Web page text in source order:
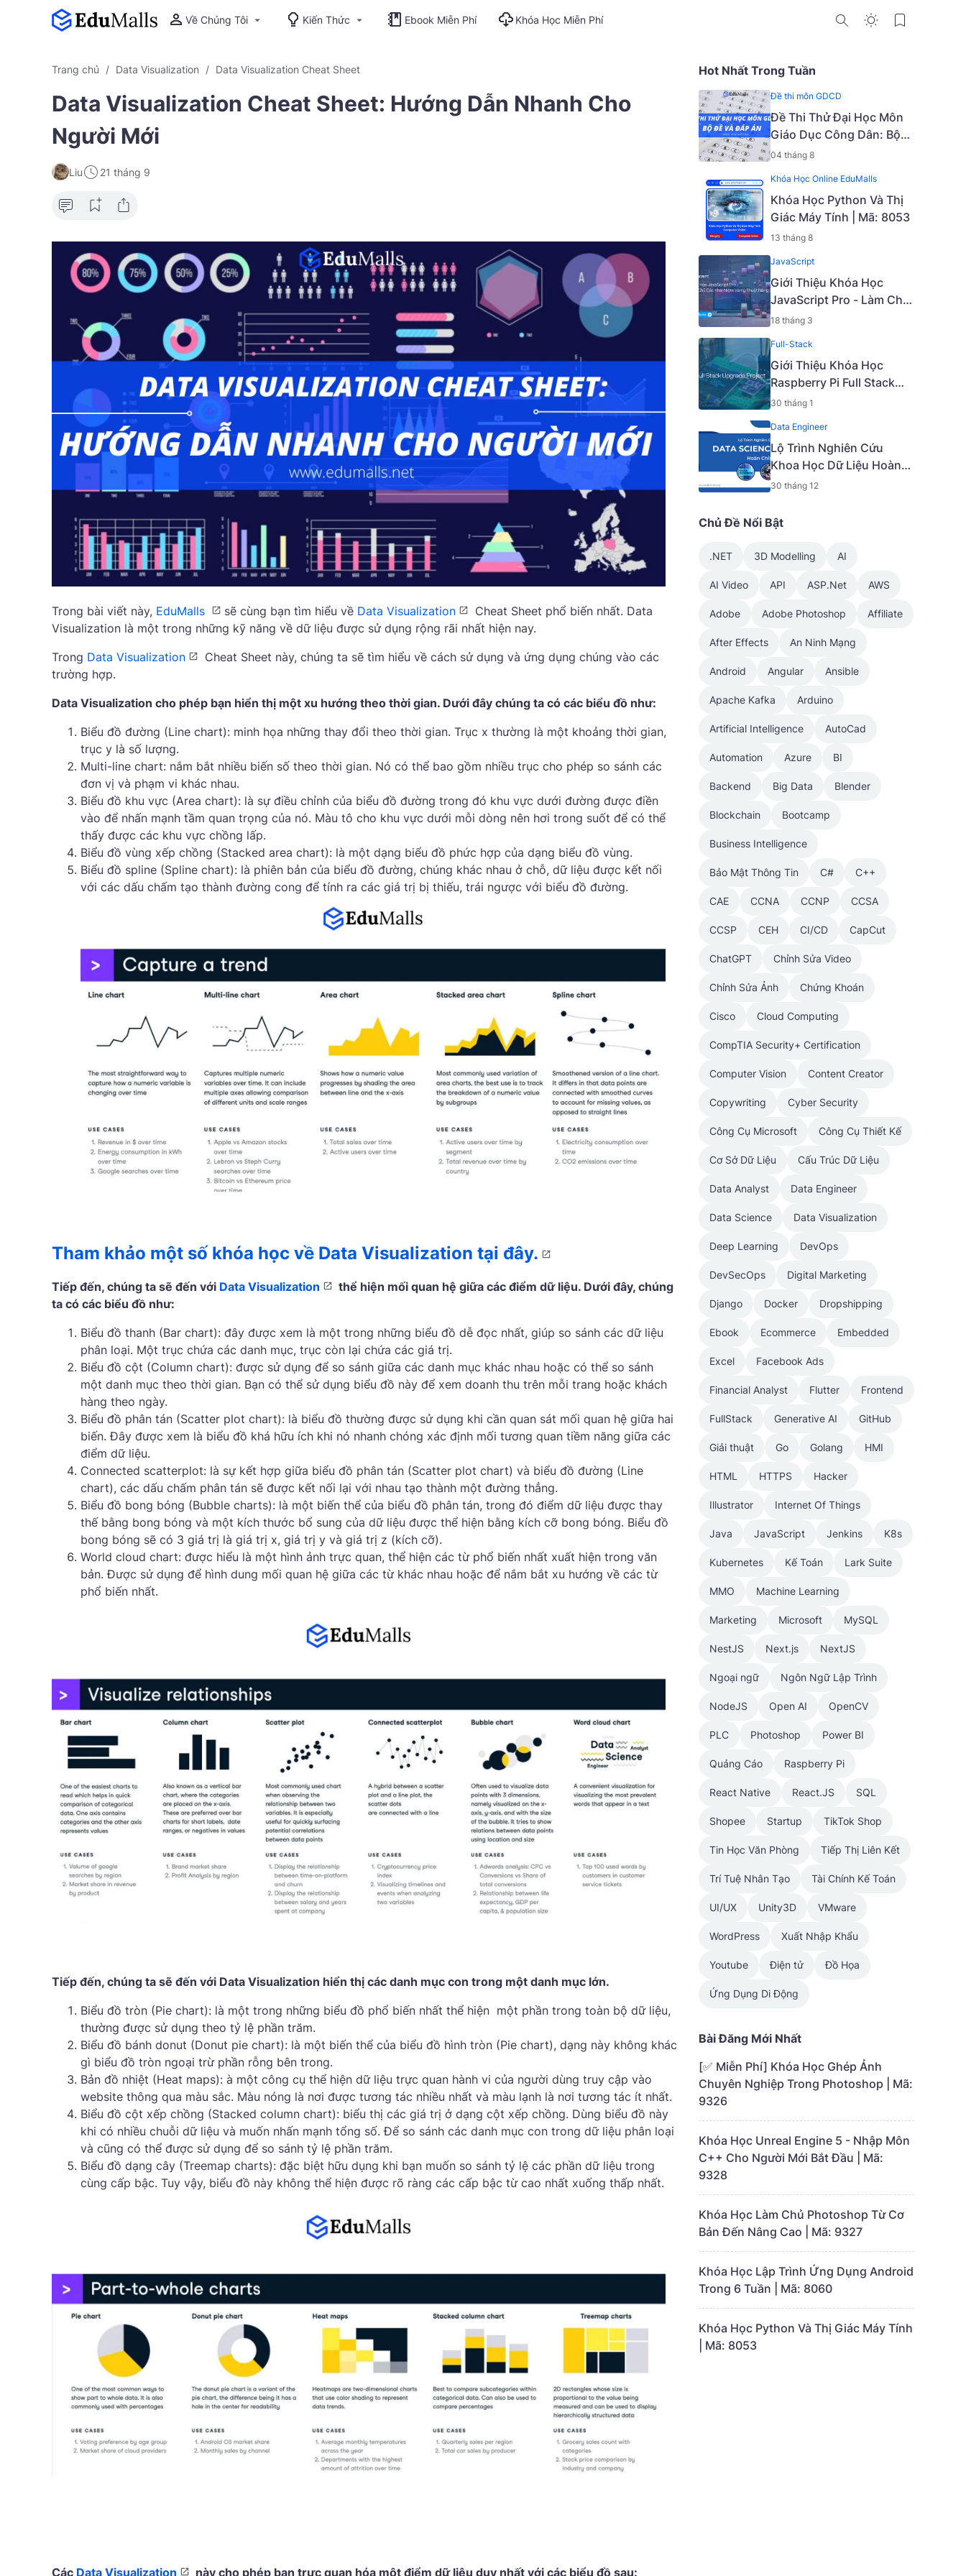
Về Chúng Tôi Kiến Thức Ebook Miễn Phí Khóa Học Miễn Phí
Trang chủ Data Visualization Data Visualization Cheat Sheet
Data Visualization Cheat Sheet: Hướng Dẫn Nhanh Cho
Người Mới
Liu 21 tháng 9
Trong bài viết này, EduMalls sẽ cùng bạn tìm hiểu về Data Visualization
Cheat Sheet phổ biến nhất. Data
Visualization là một trong những kỹ năng về dữ liệu được sử dụng rộng rãi nhất hiện nay.
Trong Data Visualization
Cheat Sheet này, chúng ta sẽ tìm hiểu về cách sử dụng và ứng dụng chúng vào các
trường hợp.
Data Visualization cho phép bạn hiển thị một xu hướng theo thời gian. Dưới đây chúng ta có các biểu đồ như:
Biểu đồ đường (Line chart): minh họa những thay đổi theo thời gian. Trục x thường là một khoảng thời gian,
trục y là số lượng.
Multi-line chart: nắm bắt nhiều biến số theo thời gian. Nó có thể bao gồm nhiều trục cho phép so sánh các
đơn vị và phạm vi khác nhau.
Biểu đồ khu vực (Area chart): là sự điều chỉnh của biểu đồ đường trong đó khu vực dưới đường được điền
vào để nhấn mạnh tầm quan trọng của nó. Màu tô cho khu vực dưới mỗi dòng nên hơi trong suốt để có thể
thấy được các khu vực chồng lấp.
Biểu đồ vùng xếp chồng (Stacked area chart): là một dạng biểu đồ phức hợp của dạng biểu đồ vùng.
Biểu đồ spline (Spline chart): là phiên bản của biểu đồ đường, chúng khác nhau ở chỗ, dữ liệu được kết nối
với các dấu chấm tạo thành đường cong để tính ra các giá trị bị thiếu, trái ngược với biểu đồ đường.
Tham khảo một số khóa học về Data Visualization tại đây.
Tiếp đến, chúng ta sẽ đến với Data Visualization
thể hiện mối quan hệ giữa các điểm dữ liệu. Dưới đây, chúng
ta có các biểu đồ như:
Biểu đồ thanh (Bar chart): đây được xem là một trong những biểu đồ dễ đọc nhất, giúp so sánh các dữ liệu
phân loại. Một trục chứa các danh mục, trục còn lại chứa các giá trị.
Biểu đồ cột (Column chart): được sử dụng để so sánh giữa các danh mục khác nhau hoặc có thể so sánh
một danh mục theo thời gian. Bạn có thể sử dụng biểu đồ này để xem doanh thu trên mỗi trang hoặc khách
hàng theo ngày.
Biểu đồ phân tán (Scatter plot chart): là biểu đồ thường được sử dụng khi cần quan sát mối quan hệ giữa hai
biến. Đây được xem là biểu đồ khá hữu ích khi nó nhanh chóng xác định mối tương quan tiềm năng giữa các
điểm dữ liệu.
Connected scatterplot: là sự kết hợp giữa biểu đồ phân tán (Scatter plot chart) và biểu đồ đường (Line
chart), các dấu chấm phân tán sẽ được kết nối lại với nhau tạo thành một đường thẳng.
Biểu đồ bong bóng (Bubble charts): là một biến thể của biểu đồ phân tán, trong đó điểm dữ liệu được thay
thế bằng bong bóng và một kích thước bổ sung của dữ liệu được thể hiện bằng kích cỡ bong bóng. Biểu đồ
bong bóng sẽ có 3 giá trị là giá trị x, giá trị y và giá trị z (kích cỡ).
World cloud chart: được hiểu là một hình ảnh trực quan, thể hiện các từ phổ biến nhất xuất hiện trong văn
bản. Được sử dụng để hình dung mối quan hệ giữa các từ khác nhau hoặc để nắm bắt xu hướng về các từ
phổ biến nhất.
Tiếp đến, chúng ta sẽ đến với Data Visualization hiển thị các danh mục con trong một danh mục lớn.
Biểu đồ tròn (Pie chart): là một trong những biểu đồ phổ biến nhất thể hiện một phần trong toàn bộ dữ liệu,
thường được sử dụng theo tỷ lệ phần trăm.
Biểu đồ bánh donut (Donut pie chart): là một biến thể của biểu đồ hình tròn (Pie chart), dạng này không khác
gì biểu đồ tròn ngoại trừ phần rỗng bên trong.
Bản đồ nhiệt (Heat maps): à một công cụ thể hiện dữ liệu trực quan hành vi của người dùng truy cập vào
website thông qua màu sắc. Màu nóng là nơi được tương tác nhiều nhất và màu lạnh là nơi tương tác ít nhất.
Biểu đồ cột xếp chồng (Stacked column chart): biểu thị các giá trị ở dạng cột xếp chồng. Dùng biểu đồ này
khi có nhiều chuỗi dữ liệu và muốn nhấn mạnh tổng số. Để so sánh các danh mục con trong dữ liệu phân loại
và cũng có thể được sử dụng để so sánh tỷ lệ phần trăm.
Biểu đồ dạng cây (Treemap charts): đặc biệt hữu dụng khi bạn muốn so sánh tỷ lệ các phần dữ liệu trong
cùng cấp bậc. Tuy vậy, biểu đồ này không thể hiện được rõ ràng các cấp bậc từ cao nhất xuống thấp nhất.
Các Data Visualization này cho phép bạn trực quan hóa một điểm dữ liệu duy nhất với các biểu đồ sau:
Hot Nhất Trong Tuần
Đề thi môn GDCD
Đề Thi Thử Đại Học Môn
Giáo Dục Công Dân: Bộ
Đề Và Đáp Án
04 tháng 8
Khóa Học Online EduMalls
Khóa Học Python Và Thị
Giác Máy Tính | Mã: 8053
13 tháng 8
JavaScript
Giới Thiệu Khóa Học
JavaScript Pro - Làm Chủ
Các Khái Niệm Và Kỹ
6919 A]
18 tháng 3
Full-Stack
Giới Thiệu Khóa Học
Raspberry Pi Full Stack
Upgrade Project [Mã -
30 tháng 1
Data Engineer
Lộ Trình Nghiên Cứu
Khoa Học Dữ Liệu Hoàn
Chỉnh
30 tháng 12
Chủ Đề Nổi Bật
.NET 3D Modelling AI
AI Video API ASP.Net AWS
Adobe Adobe Photoshop Affiliate
After Effects An Ninh Mạng
Android Angular Ansible
Apache Kafka Arduino
Artificial Intelligence AutoCad
Automation Azure BI
Backend Big Data Blender
Blockchain Bootcamp
Business Intelligence
Bảo Mật Thông Tin C# C++
CAE CCNA CCNP CCSA
CCSP CEH CI/CD CapCut
ChatGPT Chỉnh Sửa Video
Chỉnh Sửa Ảnh Chứng Khoán
Cisco Cloud Computing
CompTIA Security+ Certification
Computer Vision Content Creator
Copywriting Cyber Security
Công Cụ Microsoft Công Cụ Thiết Kế
Cơ Sở Dữ Liệu Cấu Trúc Dữ Liệu
Data Analyst Data Engineer
Data Science Data Visualization
Deep Learning DevOps
DevSecOps Digital Marketing
Django Docker Dropshipping
Ebook Ecommerce Embedded
Excel Facebook Ads
Financial Analyst Flutter Frontend
FullStack Generative AI GitHub
Giải thuật Go Golang HMI
HTML HTTPS Hacker
Illustrator Internet Of Things
Java JavaScript Jenkins K8s
Kubernetes Kế Toán Lark Suite
MMO Machine Learning
Marketing Microsoft MySQL
NestJS Next.js NextJS
Ngoại ngữ Ngôn Ngữ Lập Trình
NodeJS Open AI OpenCV
PLC Photoshop Power BI
Quảng Cáo Raspberry Pi
React Native React.JS SQL
Shopee Startup TikTok Shop
Tin Học Văn Phòng Tiếp Thị Liên Kết
Trí Tuệ Nhân Tạo Tài Chính Kế Toán
UI/UX Unity3D VMware
WordPress Xuất Nhập Khẩu
Youtube Điện tử Đồ Họa
Ứng Dụng Di Động
Bài Đăng Mới Nhất
[✅ Miễn Phí] Khóa Học Ghép Ảnh
Chuyên Nghiệp Trong Photoshop | Mã:
9326
Khóa Học Unreal Engine 5 - Nhập Môn
C++ Cho Người Mới Bắt Đầu | Mã:
9328
Khóa Học Làm Chủ Photoshop Từ Cơ
Bản Đến Nâng Cao | Mã: 9327
Khóa Học Lập Trình Ứng Dụng Android
Trong 6 Tuần | Mã: 8060
Khóa Học Python Và Thị Giác Máy Tính
| Mã: 8053